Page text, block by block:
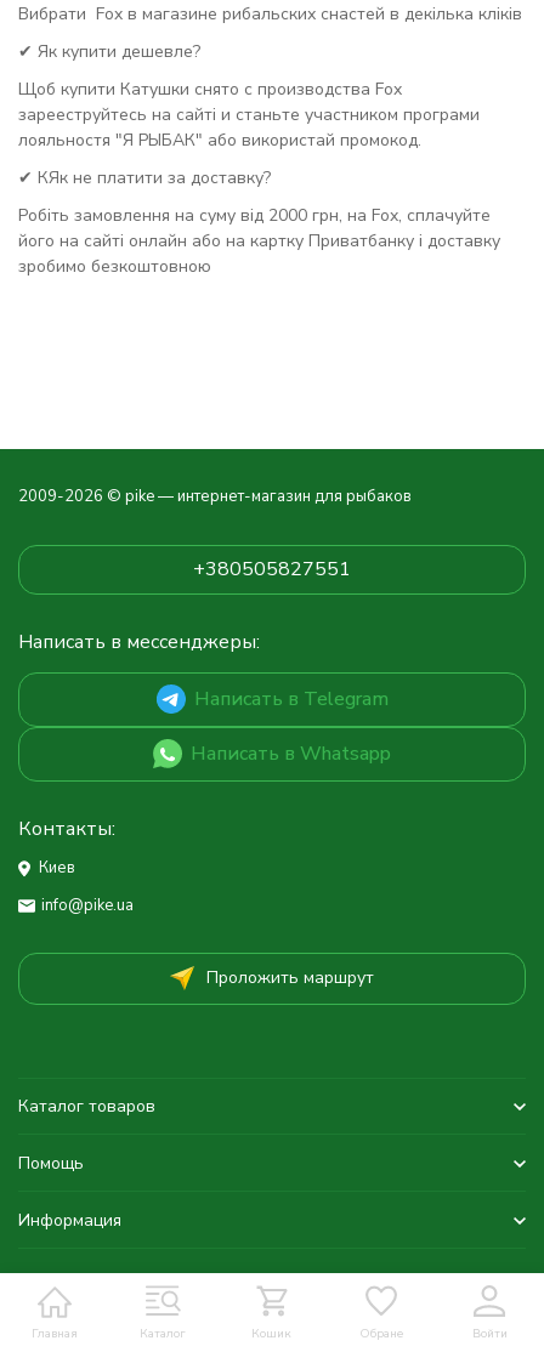
Вибрати Fox в магазине рибальских снастей в декілька кліків
✔ Як купити дешевле?
Щоб купити Катушки снято с производства Fox
зарееструйтесь на сайті и станьте участником програми
лояльностя "Я РЫБАК" або використай промокод.
✔ КЯк не платити за доставку?
Робіть замовлення на суму від 2000 грн, на Fox, сплачуйте
його на сайті онлайн або на картку Приватбанку і доставку
зробимо безкоштовною
Главная Каталог Кошик Обране Войти
2009-2026 © pike — интернет-магазин для рыбаков
+380505827551
Написать в мессенджеры:
Написать в Telegram
Написать в Whatsapp
Контакты:
Киев
info@pike.ua
Проложить маршрут
Каталог товаров
Помощь
Информация